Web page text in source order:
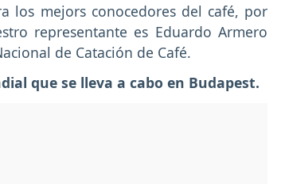
los mejors conocedores del café, por
representante es Eduardo Armero
de Catación de Café.
que se lleva a cabo en Budapest.